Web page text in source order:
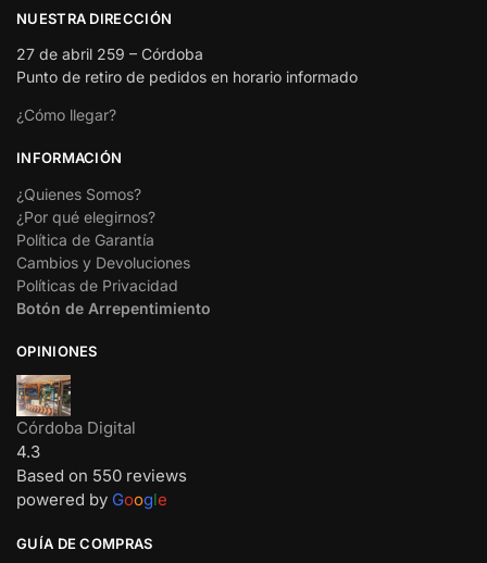
NUESTRA DIRECCIÓN
27 de abril 259 – Córdoba
Punto de retiro de pedidos en horario informado
¿Cómo llegar?
INFORMACIÓN
¿Quienes Somos?
¿Por qué elegirnos?
Política de Garantía
Cambios y Devoluciones
Políticas de Privacidad
Botón de Arrepentimiento
OPINIONES
Córdoba Digital
4.3
Based on 550 reviews
powered by Google
GUÍA DE COMPRAS